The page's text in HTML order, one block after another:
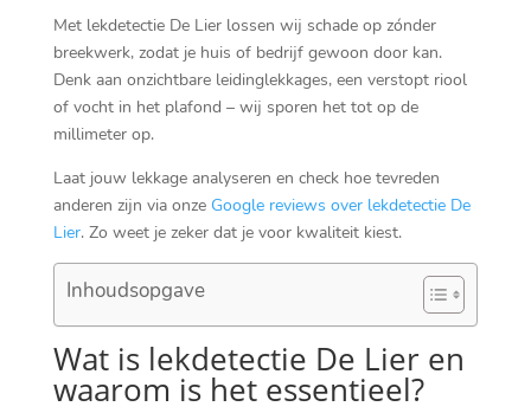
Met lekdetectie De Lier lossen wij schade op zónder
breekwerk, zodat je huis of bedrijf gewoon door kan.
Denk aan onzichtbare leidinglekkages, een verstopt riool
of vocht in het plafond – wij sporen het tot op de
millimeter op.
Laat jouw lekkage analyseren en check hoe tevreden
anderen zijn via onze Google reviews over lekdetectie De
Lier. Zo weet je zeker dat je voor kwaliteit kiest.
Inhoudsopgave
Wat is lekdetectie De Lier en
waarom is het essentieel?